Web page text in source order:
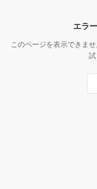
エラ
このページを表示できま
試